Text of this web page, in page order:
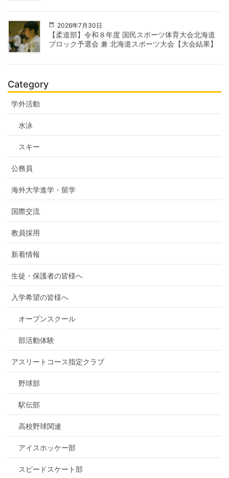
2026年7月30日
【柔道部】令和８年度 国民スポーツ体育大会北海道
ブロック予選会 兼 北海道スポーツ大会【大会結果】
Category
学外活動
水泳
スキー
公務員
海外大学進学・留学
国際交流
教員採用
新着情報
生徒・保護者の皆様へ
入学希望の皆様へ
オープンスクール
部活動体験
アスリートコース指定クラブ
野球部
駅伝部
高校野球関連
アイスホッケー部
スピードスケート部